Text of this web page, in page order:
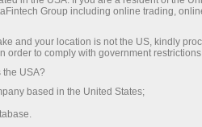
จะได้รับเงื่อนไขที่
รดและค่า
นตลาด รวมถึง
สำหรับการเทรด
างหลวง
Group including online trading,
and your location is not the US, kindly
order to comply with government
the USA?
based in the United States;